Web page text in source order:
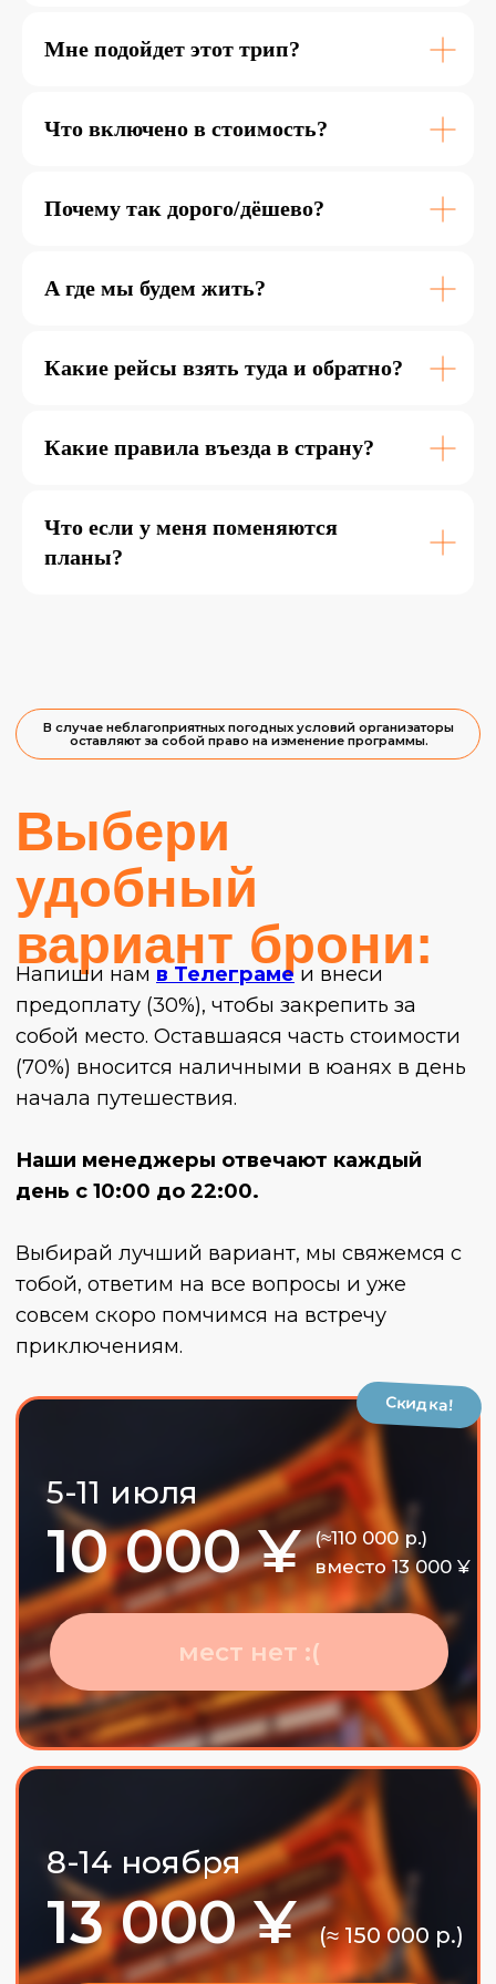
Мне подойдет этот трип?
Что включено в стоимость?
Почему так дорого/дёшево?
А где мы будем жить?
Какие рейсы взять туда и обратно?
Какие правила въезда в страну?
Что если у меня поменяются
планы?
мест нет :(
8-14 ноября